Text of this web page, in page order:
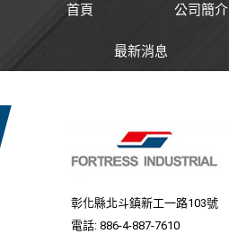
首頁 公司簡介
最新消息
彰化縣北斗鎮新工一路103號
電話: 886-4-887-7610